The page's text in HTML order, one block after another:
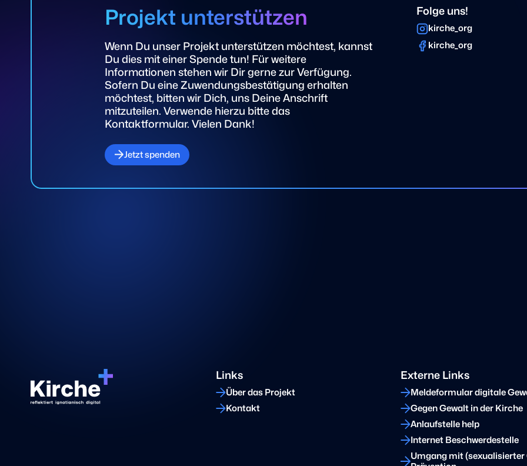
Projekt unterstützen
Wenn Du unser Projekt unterstützen möchtest, kannst
Du dies mit einer Spende tun! Für weitere
Informationen stehen wir Dir gerne zur Verfügung.
Sofern Du eine Zuwendungsbestätigung erhalten
möchtest, bitten wir Dich, uns Deine Anschrift
mitzuteilen. Verwende hierzu bitte das
Kontaktformular. Vielen Dank!
Jetzt spenden
Folge uns!
kirche_org
kirche_org
Links
Über das Projekt
Kontakt
Externe Links
Meldeformular digitale
Gegen Gewalt in der Kirche
Anlaufstelle help
Internet Beschwerdestelle
Umgang mit (sexualisierter